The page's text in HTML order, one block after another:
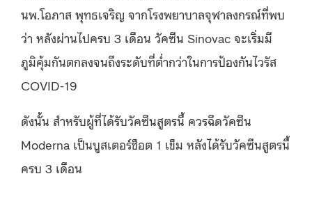
นพ.โอภาส พุทธเจริญ จากโรงพยาบาลจุฬาลงกรณ์ที่พบ
ว่า หลังผ่านไปครบ 3 เดือน วัคซีน Sinovac จะเริ่มมี
ภูมิคุ้มกันตกลงจนถึงระดับที่ต่ำกว่าในการป้องกันไวรัส
COVID-19
ดังนั้น สำหรับผู้ที่ได้รับวัคซีนสูตรนี้ ควรฉีดวัคซีน
Moderna เป็นบูสเตอร์ช็อต 1 เข็ม หลังได้รับวัคซีนสูตรนี้
ครบ 3 เดือน